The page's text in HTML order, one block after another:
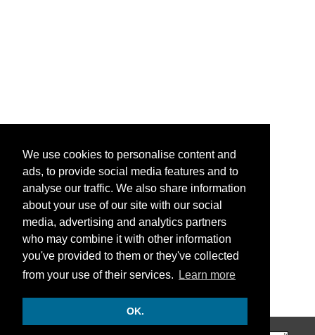
We use cookies to personalise content and
ads, to provide social media features and to
analyse our traffic. We also share information
about your use of our site with our social
media, advertising and analytics partners
who may combine it with other information
you've provided to them or they've collected
from your use of their services.
Learn more
OK.